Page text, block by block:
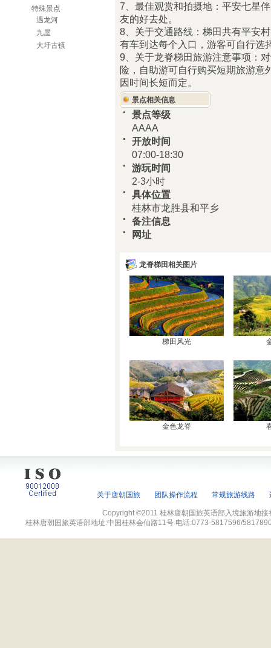
特殊景点
遇龙河
九屋
大圩古镇
7、最佳观赏和拍摄地：平安七星
友的好去处。
8、关于交通路线：梯田共有平安
有车到达每个入口，游客可自行选
9、关于龙脊梯田旅游注意事项：
险，自助游可自行购买短期旅游意
因时间长短而定。
景点相关信息
景点等级
AAAA
开放时间
07:00-18:30
游玩时间
2-3小时
具体位置
桂林市龙胜县和平乡
备注信息
网址
龙脊梯田相关图片
梯田风光
金色龙脊
关于唐朝国旅 团队操作流程 常规旅游线路
Copyright ©2011 桂林唐朝国旅英语部入境旅游地
桂林唐朝国旅英语部地址:中国桂林会仙路11号 电话:0773-5817596/